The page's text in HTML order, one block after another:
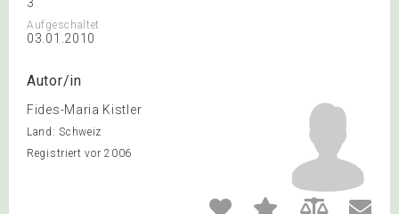
Aufgeschaltet
03.01.2010
Autor/in
Fides-Maria Kistler
Land: Schweiz
Registriert vor 2006